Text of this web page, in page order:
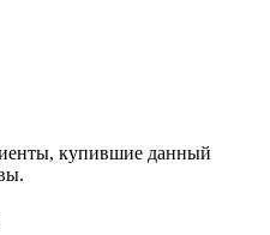
купившие данный